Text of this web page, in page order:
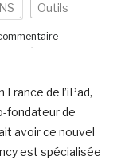
Outils
de l’iPad,
fondateur de
avoir ce nouvel
est spécialisée